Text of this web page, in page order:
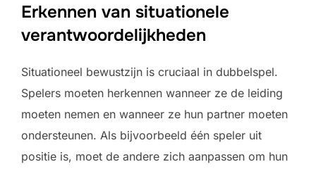
Erkennen van situationele
verantwoordelijkheden
Situationeel bewustzijn is cruciaal in dubbelspel.
Spelers moeten herkennen wanneer ze de leiding
moeten nemen en wanneer ze hun partner moeten
ondersteunen. Als bijvoorbeeld één speler uit
positie is, moet de andere zich aanpassen om hun